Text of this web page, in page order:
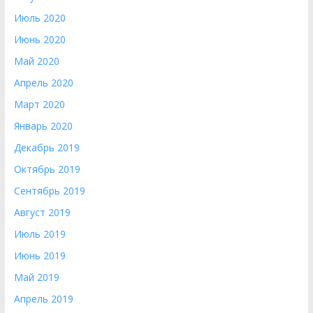
Июль 2020
Июнь 2020
Май 2020
Апрель 2020
Март 2020
Январь 2020
Декабрь 2019
Октябрь 2019
Сентябрь 2019
Август 2019
Июль 2019
Июнь 2019
Май 2019
Апрель 2019